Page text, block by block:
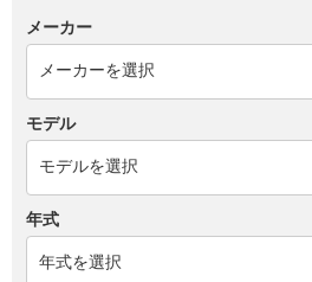
メーカー
モデル
年式